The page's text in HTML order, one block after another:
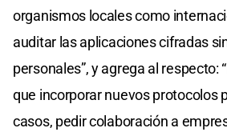
organismos locales como
auditar las aplicaciones cifradas
personales”, y agrega al respecto:
que incorporar nuevos protocolos
casos, pedir colaboración a